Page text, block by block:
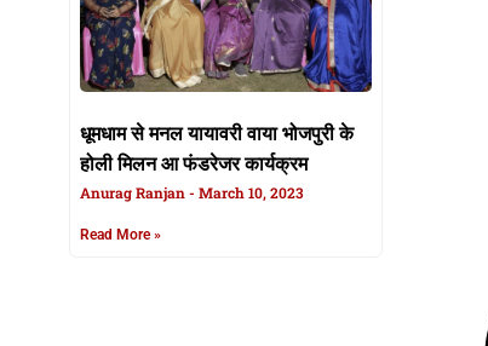
धूमधाम से मनल यायावरी वाया भोजपुरी के
होली मिलन आ फंडरेजर कार्यक्रम
Anurag Ranjan March 10, 2023
Read More »